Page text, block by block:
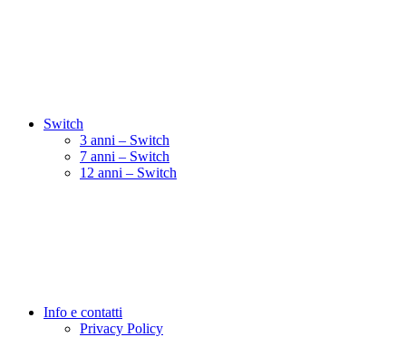
Switch
3 anni – Switch
7 anni – Switch
12 anni – Switch
Info e contatti
Privacy Policy